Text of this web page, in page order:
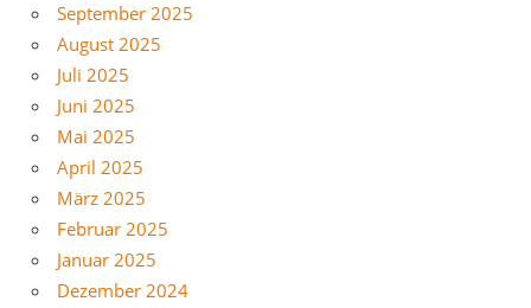
September 2025
August 2025
Juli 2025
Juni 2025
Mai 2025
April 2025
März 2025
Februar 2025
Januar 2025
Dezember 2024